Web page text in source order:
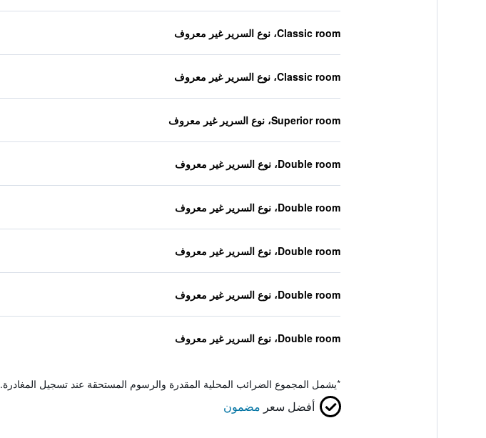
Classic room، نوع السرير غير معروف
Classic room، نوع السرير غير معروف
Superior room، نوع السرير غير معروف
Double room، نوع السرير غير معروف
Double room، نوع السرير غير معروف
Double room، نوع السرير غير معروف
Double room، نوع السرير غير معروف
Double room، نوع السرير غير معروف
*يشمل المجموع الضرائب المحلية المقدرة والرسوم المستحقة عند تسجيل المغادرة.
أفضل سعر مضمون